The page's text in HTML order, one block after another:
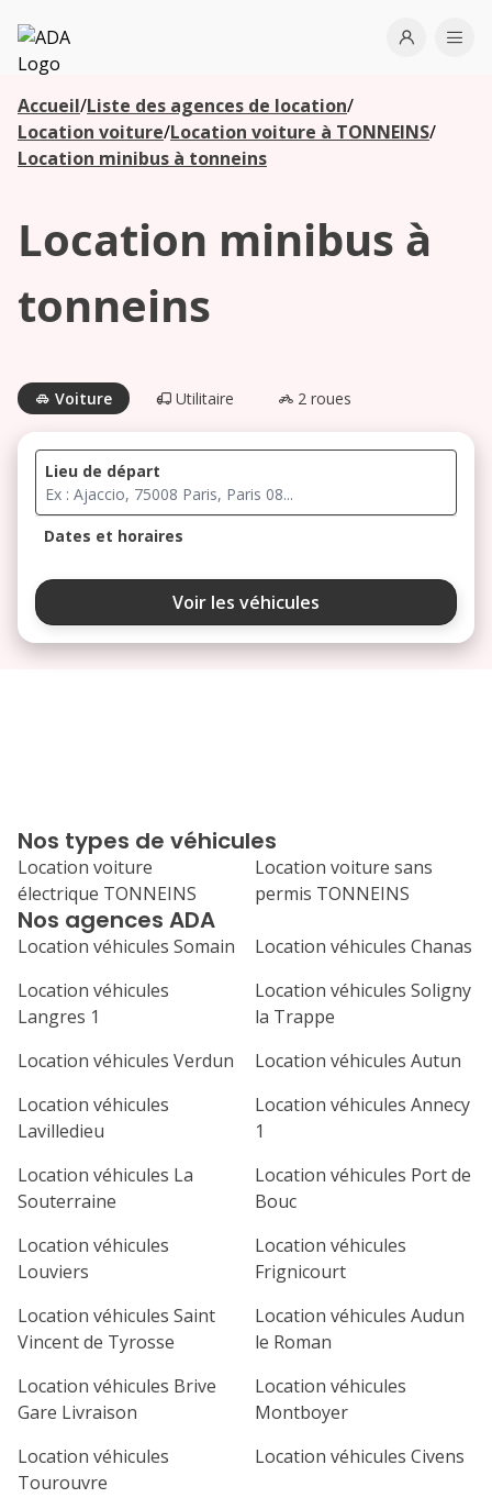
ADA
Open
Accueil/Liste des agences de location/
Location voiture/Location voiture à TONNEINS/
Location minibus à tonneins
Location minibus à
tonneins
Voiture Utilitaire 2 roues
Lieu de départ
Dates et horaires
août 2026
ma me
24 25 26
31
septembre 2026
7 8 9 10 11
14 16 17 18
28 30
Voir les véhicules
Nos agences ADA
Location véhicules Somain
Location véhicules Chanas
Location véhicules
Langres 1
Location véhicules Soligny
la Trappe
Location véhicules Verdun
Location véhicules Autun
Location véhicules
Lavilledieu
Location véhicules Annecy
1
Location véhicules La
Souterraine
Location véhicules Port de
Bouc
Location véhicules
Louviers
Location véhicules
Frignicourt
Location véhicules Saint
Vincent de Tyrosse
Location véhicules Audun
le Roman
Location véhicules Brive
Gare Livraison
Location véhicules
Montboyer
Location véhicules
Tourouvre
Location véhicules Civens
Nos types de véhicules
Location voiture
électrique TONNEINS
Location voiture sans
permis TONNEINS
Les
agences à
proximité
Commencez
recherche
proximité